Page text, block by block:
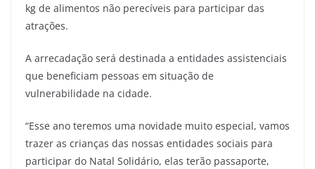
kg de alimentos não perecíveis para participar das
atrações.
A arrecadação será destinada a entidades assistenciais
que beneficiam pessoas em situação de
vulnerabilidade na cidade.
“Esse ano teremos uma novidade muito especial, vamos
trazer as crianças das nossas entidades sociais para
participar do Natal Solidário, elas terão passaporte,